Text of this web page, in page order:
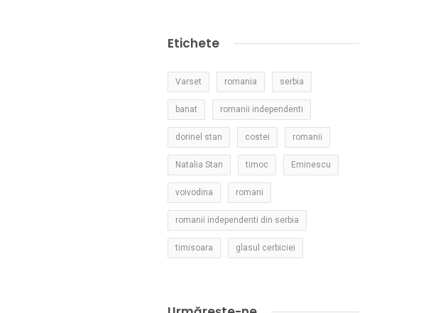
Etichete
Varset romania serbia
banat romanii independenti
dorinel stan costei romanii
Natalia Stan timoc Eminescu
voivodina romani
romanii independenti din serbia
timisoara glasul cerbiciei